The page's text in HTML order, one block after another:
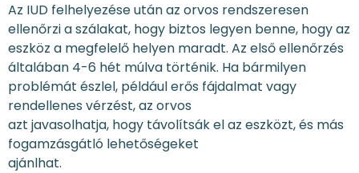
Az IUD felhelyezése után az orvos rendszeresen
ellenőrzi a szálakat, hogy biztos legyen benne, hogy az
eszköz a megfelelő helyen maradt. Az első ellenőrzés
általában 4-6 hét múlva történik. Ha bármilyen
problémát észlel, például erős fájdalmat vagy
rendellenes vérzést, az orvos
azt javasolhatja, hogy távolítsák el az eszközt, és más
fogamzásgátló lehetőségeket
ajánlhat.